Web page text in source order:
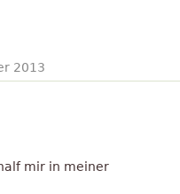
2013
mir in meiner